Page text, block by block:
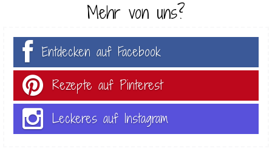
Mehr von uns?
Entdecken auf Facebook
Rezepte auf Pinterest
Leckeres auf Instagram